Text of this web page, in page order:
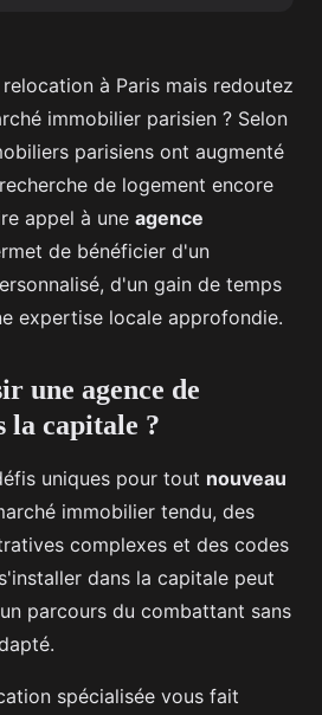
à Paris mais redoutez
immobilier parisien ? Selon
parisiens ont augmenté
de logement encore
appel à une agence
de bénéficier d'un
d'un gain de temps
expertise locale approfondie.
une agence de
la capitale ?
uniques pour tout nouveau
immobilier tendu, des
complexes et des codes
dans la capitale peut
parcours du combattant sans
spécialisée vous fait